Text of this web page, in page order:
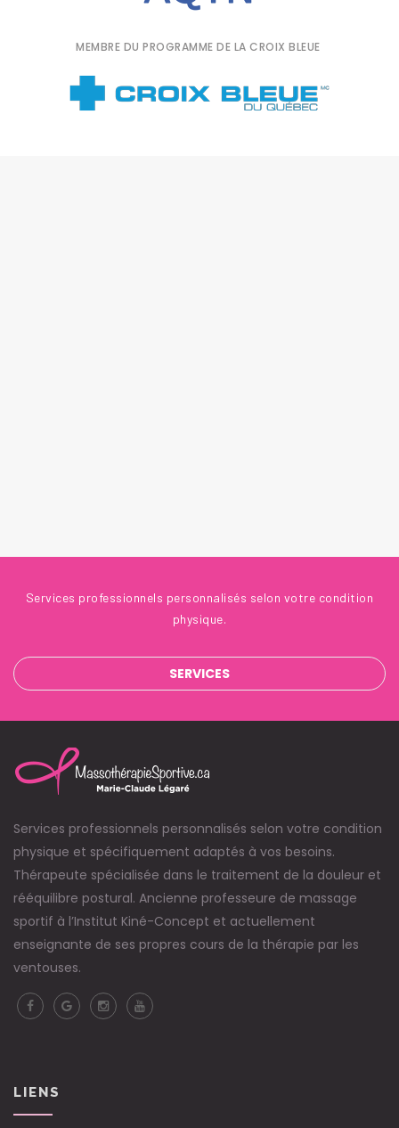
MEMBRE DU PROGRAMME DE LA CROIX BLEUE
Services professionnels personnalisés selon votre condition
physique.
SERVICES
Services professionnels personnalisés selon votre condition
physique et spécifiquement adaptés à vos besoins.
Thérapeute spécialisée dans le traitement de la douleur et
rééquilibre postural. Ancienne professeure de massage
sportif à l’Institut Kiné-Concept et actuellement
enseignante de ses propres cours de la thérapie par les
ventouses.
LIENS